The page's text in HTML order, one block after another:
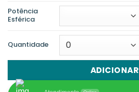
Potência
Esférica
Quantidade
ADICIONAR